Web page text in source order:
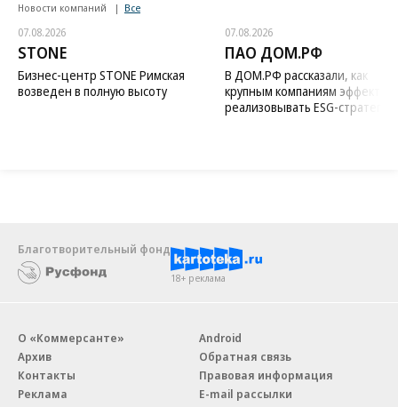
Новости компаний Все
07.08.2026
STONE
Бизнес-центр STONE Римская
возведен в полную высоту
07.08.2026
ПАО ДОМ.РФ
В ДОМ.РФ рассказали, как
крупным компаниям
реализовывать ESG-стратегию
Благотворительный фонд
18+ реклама
О «Коммерсанте»
Архив
Контакты
Реклама
Android
Обратная связь
Правовая информация
E-mail рассылки